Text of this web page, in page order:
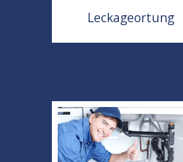
Leckageortung